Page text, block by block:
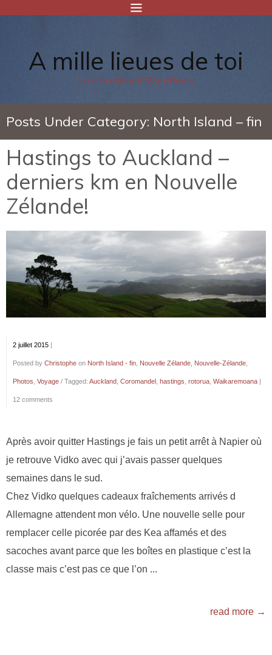
A mille lieues de toi
Un site utilisant WordPress
Posts Under Category: North Island – fin
Hastings to Auckland –
derniers km en Nouvelle
Zélande!
2 juillet 2015 |
Posted by Christophe on North Island - fin Nouvelle Zélande Nouvelle-Zélande
Photos Voyage / Tagged: Auckland Coromandel hastings rotorua Waikaremoana |
12 comments
Après avoir quitter Hastings je fais un petit arrêt à Napier où
je retrouve Vidko avec qui j’avais passer quelques
semaines dans le sud.
Chez Vidko quelques cadeaux fraîchements arrivés d
Allemagne attendent mon vélo. Une nouvelle selle pour
remplacer celle picorée par des Kea affamés et des
sacoches avant parce que les boîtes en plastique c’est la
classe mais c’est pas ce que l’on ...
read more →